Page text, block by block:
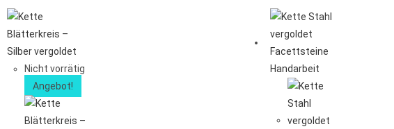
Nicht vorrätig
Angebot!